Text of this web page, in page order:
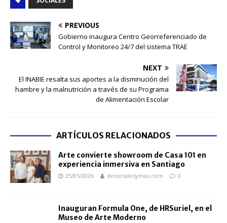
PREVIOUS
Gobierno inaugura Centro Georreferenciado de
Control y Monitoreo 24/7 del sistema TRAE
NEXT
El INABIE resalta sus aportes a la disminución del
hambre y la malnutrición a través de su Programa
de Alimentación Escolar
ARTÍCULOS RELACIONADOS
Arte convierte showroom de Casa 101 en
experiencia inmersiva en Santiago
25/05/2026 desocialesymas.com 0
Inauguran Formula One, de HRSuriel, en el
Museo de Arte Moderno